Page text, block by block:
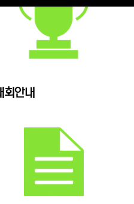
회안내